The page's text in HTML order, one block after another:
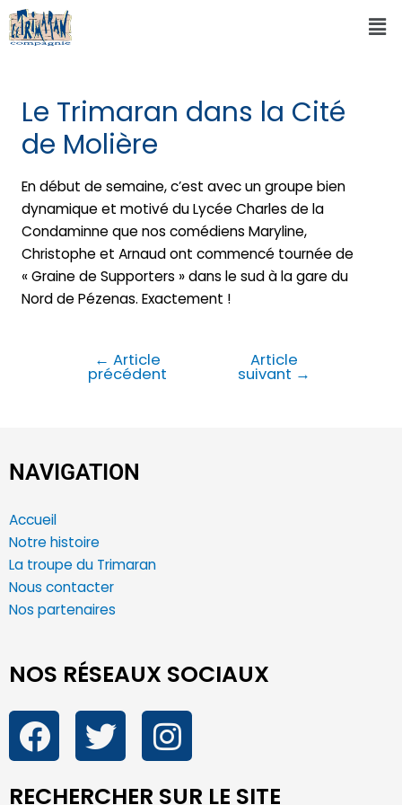
Le Trimaran dans la Cité
de Molière
En début de semaine, c’est avec un groupe bien
dynamique et motivé du Lycée Charles de la
Condaminne que nos comédiens Maryline,
Christophe et Arnaud ont commencé tournée de
« Graine de Supporters » dans le sud à la gare du
Nord de Pézenas. Exactement !
← Article
précédent
Article
suivant →
NAVIGATION
Accueil
Notre histoire
La troupe du Trimaran
Nous contacter
Nos partenaires
NOS RÉSEAUX SOCIAUX
RECHERCHER SUR LE SITE